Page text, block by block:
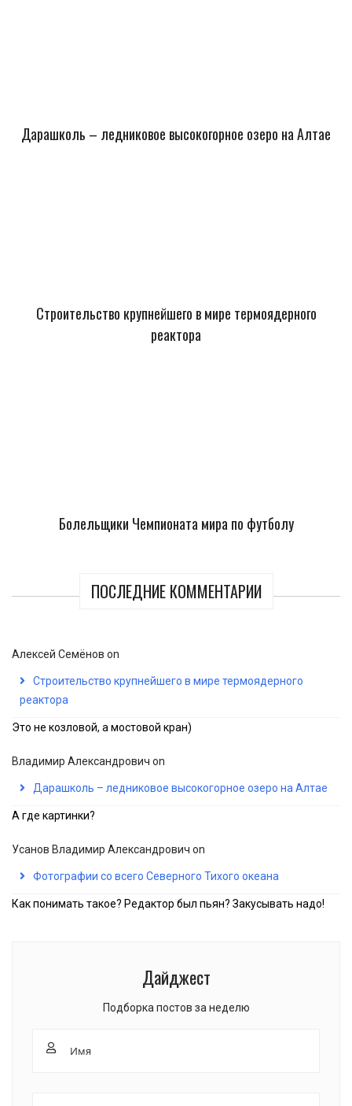
Дарашколь – ледниковое высокогорное озеро на Алтае
Строительство крупнейшего в мире термоядерного
реактора
Болельщики Чемпионата мира по футболу
ПОСЛЕДНИЕ КОММЕНТАРИИ
Алексей Семёнов on
Строительство крупнейшего в мире термоядерного
реактора
Это не козловой, а мостовой кран)
Владимир Александрович on
Дарашколь – ледниковое высокогорное озеро на Алтае
А где картинки?
Усанов Владимир Александрович on
Фотографии со всего Северного Тихого океана
Как понимать такое? Редактор был пьян? Закусывать надо!
Дайджест
Подборка постов за неделю